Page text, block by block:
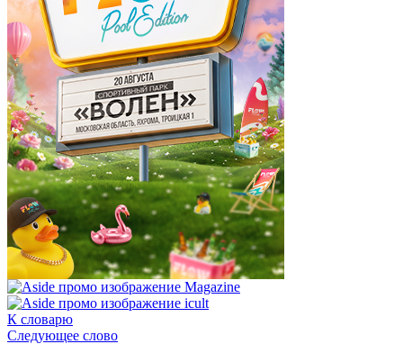
К словарю
Следующее слово